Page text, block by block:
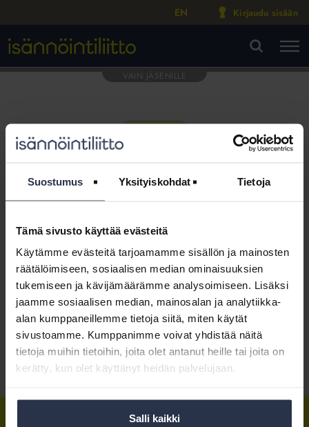
Suostumus Yksityiskohdat Tietoja
Tämä sivusto käyttää evästeitä
Käytämme evästeitä tarjoamamme sisällön ja mainosten
räätälöimiseen, sosiaalisen median ominaisuuksien
tukemiseen ja kävijämäärämme analysoimiseen. Lisäksi
jaamme sosiaalisen median, mainosalan ja analytiikka-
alan kumppaneillemme tietoja siitä, miten käytät
sivustoamme. Kumppanimme voivat yhdistää näitä
tietoja muihin tietoihin, joita olet antanut heille tai joita on
kerätty, kun olet käyttänyt heidän palvelujaan.
Salli kaikki
EN Kirjaudu sisään
Tämä osio on rajattu
Isännöintiliiton jäsenyritysten
henkilökunnalle
Kirjaudu sisään
Tietoa jäsenyydestä